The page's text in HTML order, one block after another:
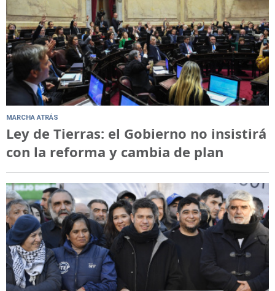
MARCHA ATRÁS
Ley de Tierras: el Gobierno no insistirá
con la reforma y cambia de plan